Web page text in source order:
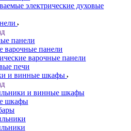
электрические духовые
панели
варочные панели
варочные панели
печи
и винные шкафы
и винные шкафы
шкафы